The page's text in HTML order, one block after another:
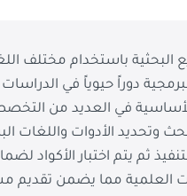
دوراً حيوياً في
في العديد من
وتحديد الأدوات واللغات
ثم يتم اختبار
العلمية مما يضمن تقديم